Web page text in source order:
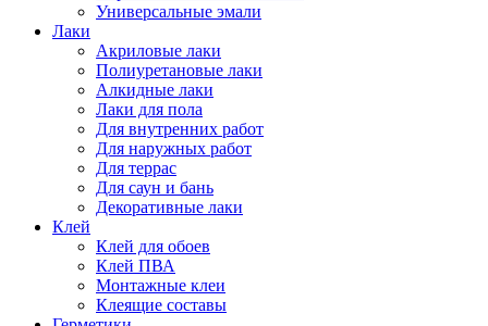
Универсальные эмали
Лаки
Акриловые лаки
Полиуретановые лаки
Алкидные лаки
Лаки для пола
Для внутренних работ
Для наружных работ
Для террас
Для саун и бань
Декоративные лаки
Клей
Клей для обоев
Клей ПВА
Монтажные клеи
Клеящие составы